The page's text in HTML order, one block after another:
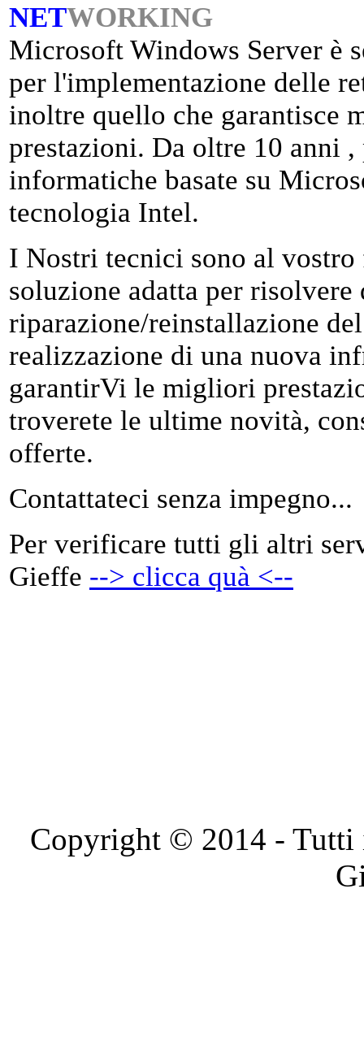
NETWORKING
Microsoft Windows Server è
per l'implementazione delle
inoltre quello che garantisce
prestazioni. Da oltre 10 anni
informatiche basate su
tecnologia Intel.
I Nostri tecnici sono al
soluzione adatta per
riparazione/reinstallazione
realizzazione di una nuova
garantirVi le migliori
troverete le ultime novità,
offerte.
Contattateci senza impegno...
Per verificare tutti gli altri
Gieffe --> clicca quà <--
Copyright © 2014 -